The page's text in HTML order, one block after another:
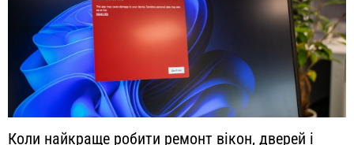
Коли найкраще робити ремонт вікон, дверей і